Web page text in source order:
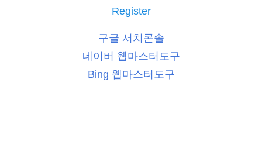
Register
구글 서치콘솔
네이버 웹마스터도구
Bing 웹마스터도구